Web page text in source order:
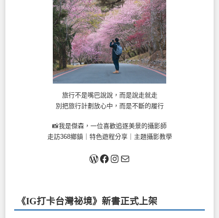
旅行不是嘴巴說說，而是說走就走
別把旅行計劃放心中，而是不斷的履行
📸我是傑森，一位喜歡追逐美景的攝影師
走訪368鄉鎮｜特色遊程分享｜主題攝影教學
關於我Facebook
Instagram
《IG打卡台灣祕境》新書正式上架